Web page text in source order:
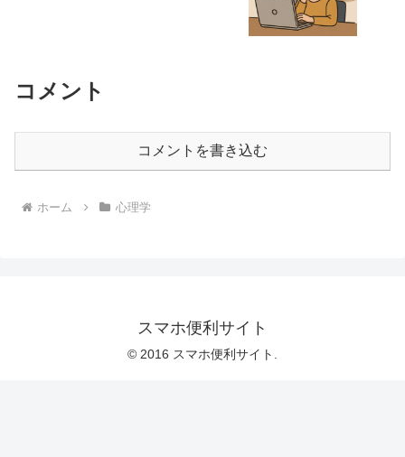
コメント
コメントを書き込む
ホーム 心理学
スマホ便利サイト
© 2016 スマホ便利サイト.